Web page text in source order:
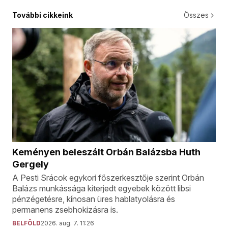
További cikkeink Összes
Keményen beleszált Orbán Balázsba Huth
Gergely
A Pesti Srácok egykori főszerkesztője szerint Orbán
Balázs munkássága kiterjedt egyebek között libsi
pénzégetésre, kínosan üres hablatyolásra és
permanens zsebhokizásra is.
BELFÖLD2026. aug. 7. 11:26